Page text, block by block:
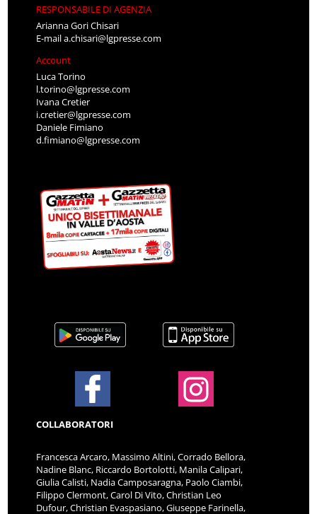
RESPONSABILE DI AGENZIA
Arianna Gori Chisari
E-maila.chisari@lgpresse.com
Account
Luca Torino
l.torino@lgpresse.com
Ivana Cretier
i.cretier@lgpresse.com
Daniele Fimiano
d.fimiano@lgpresse.com
COLLABORATORI
Francesca Arcaro, Massimo Altini, Corrado Bellora,
Nadine Blanc, Riccardo Bortolotti, Manila Calipari,
Giulia Calisti, Nadia Camposaragna, Paolo Ciambi,
Filippo Clermont, Carol Di Vito, Christian Leo
Dufour, Christian Evaspasiano, Giuseppe Farinella,